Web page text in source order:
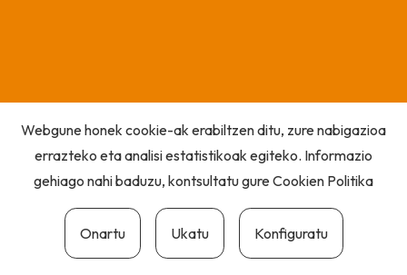
Webgune honek cookie-ak erabiltzen ditu, zure nabigazioa
errazteko eta analisi estatistikoak egiteko. Informazio
gehiago nahi baduzu, kontsultatu gureCookien Politika
Onartu Ukatu Konfiguratu